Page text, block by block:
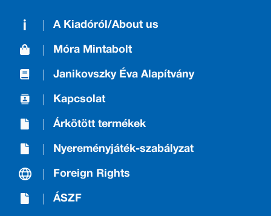
A Kiadóról/About us
Móra Mintabolt
Janikovszky Éva Alapítvány
Kapcsolat
Árkötött termékek
Nyereményjáték-szabályzat
Foreign Rights
ÁSZF